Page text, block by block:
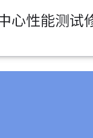
心性能测试